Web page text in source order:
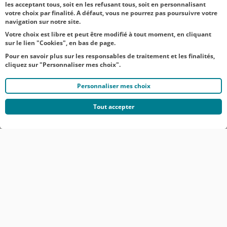
TOUTES NOS ACTUALITÉS
les acceptant tous, soit en les refusant tous, soit en personnalisant
votre choix par finalité. A défaut, vous ne pourrez pas poursuivre votre
navigation sur notre site.
Votre choix est libre et peut être modifié à tout moment, en cliquant
sur le lien "Cookies", en bas de page.
Pour en savoir plus sur les responsables de traitement et les finalités,
cliquez sur "Personnaliser mes choix".
Personnaliser mes choix
Tout accepter